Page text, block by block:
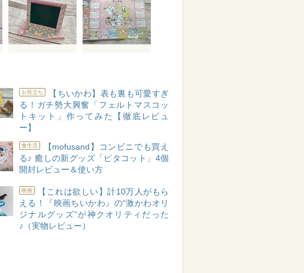
お役立ち
【ちいかわ】表も裏も可愛すぎ
る！ガチ勢大興奮「フェルトマスコッ
トキット」作ってみた【徹底レビュ
ー】
食生活
【mofusand】コンビニでも買え
る♪ 癒しの新グッズ「ピタコット」4個
開封レビュー＆使い方
映画
【これは欲しい】計10万人がもら
える！『映画ちいかわ』の“激かわオリ
ジナルグッズ”が神クオリティだった
♪（実物レビュー）